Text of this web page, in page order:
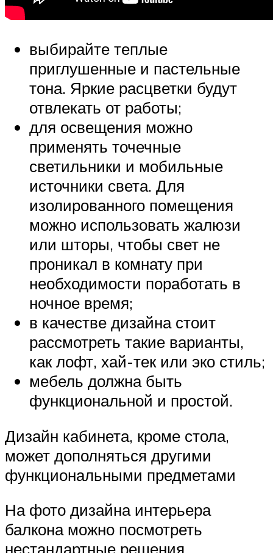
выбирайте теплые
приглушенные и пастельные
тона. Яркие расцветки будут
отвлекать от работы;
для освещения можно
применять точечные
светильники и мобильные
источники света. Для
изолированного помещения
можно использовать жалюзи
или шторы, чтобы свет не
проникал в комнату при
необходимости поработать в
ночное время;
в качестве дизайна стоит
рассмотреть такие варианты,
как лофт, хай-тек или эко стиль;
мебель должна быть
функциональной и простой.
Дизайн кабинета, кроме стола,
может дополняться другими
функциональными предметами
На фото дизайна интерьера
балкона можно посмотреть
нестандартные решения.